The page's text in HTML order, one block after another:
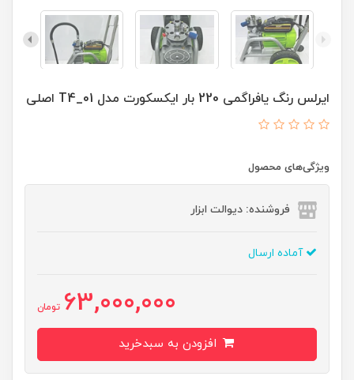
ایرلس رنگ یافراگمی 220 بار ایکسکورت مدل 01_T4 اصلی
ویژگی‌های محصول
فروشنده: دیوالت ابزار
آماده ارسال
63,000,000 تومان